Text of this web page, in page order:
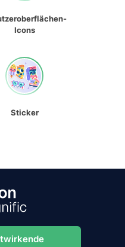
Icons
Sticker